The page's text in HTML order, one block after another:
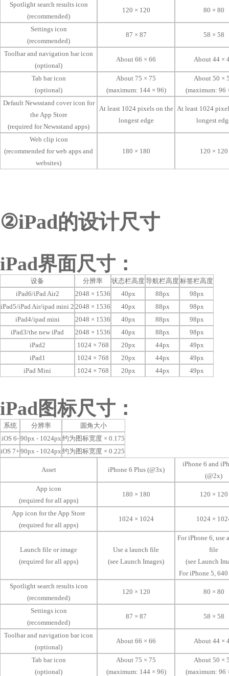
Spotlight search results icon
(recommended)
120 × 120 80 × 80
Settings icon
(recommended)
87 × 87 58 × 58
Toolbar and navigation bar icon
(optional)
About 66 × 66 About 44 ×
Tab bar icon
(optional)
About 75 × 75
(maximum: 144 × 96)
About 50 ×
(maximum: 96
Default Newsstand cover icon for
the App Store
(required for Newsstand apps)
At least 1024 pixels on the
longest edge
At least 1024
longest
Web clip icon
(recommended for web apps and
websites)
180 × 180 120 × 120
②iPad的设计尺寸
iPad界面尺寸：
设备 分辨率 状态栏高度导航栏高度标签栏高度
iPad6/iPad Air2
2048 × 1536 40px 88px
98px
iPad5/iPad Air/ipad mini 2 2048 × 1536 40px 88px
98px
iPad4/ipad mini
2048 × 1536 40px 88px
98px
iPad3/the new iPad
2048 × 1536 40px 88px
98px
iPad2
1024 × 768 20px 44px
49px
iPad1
1024 × 768 20px 44px
49px
iPad Mini
1024 × 768 20px 44px 49px
iPad图标尺寸：
系统 分辨率
圆角大小
iOS 6- 90px - 1024px 约为图标宽度 × 0.175
iOS 7+90px - 1024px 约为图标宽度 × 0.225
Asset iPhone 6 Plus (@3x)
iPhone 6 and
(@2x)
App icon
(required for all apps)
180 × 180 120 × 120
App icon for the App Store
(required for all apps)
1024 × 1024 1024 ×
Launch file or image
(required for all apps)
Use a launch file
(see Launch Images)
For iPhone 6, use
file
(see Launch
For iPhone 5,
Spotlight search results icon
(recommended)
120 × 120 80 × 80
Settings icon
(recommended)
87 × 87 58 × 58
Toolbar and navigation bar icon
(optional)
About 66 × 66 About 44 ×
Tab bar icon
(optional)
About 75 × 75
(maximum: 144 × 96)
About 50 ×
(maximum: 96